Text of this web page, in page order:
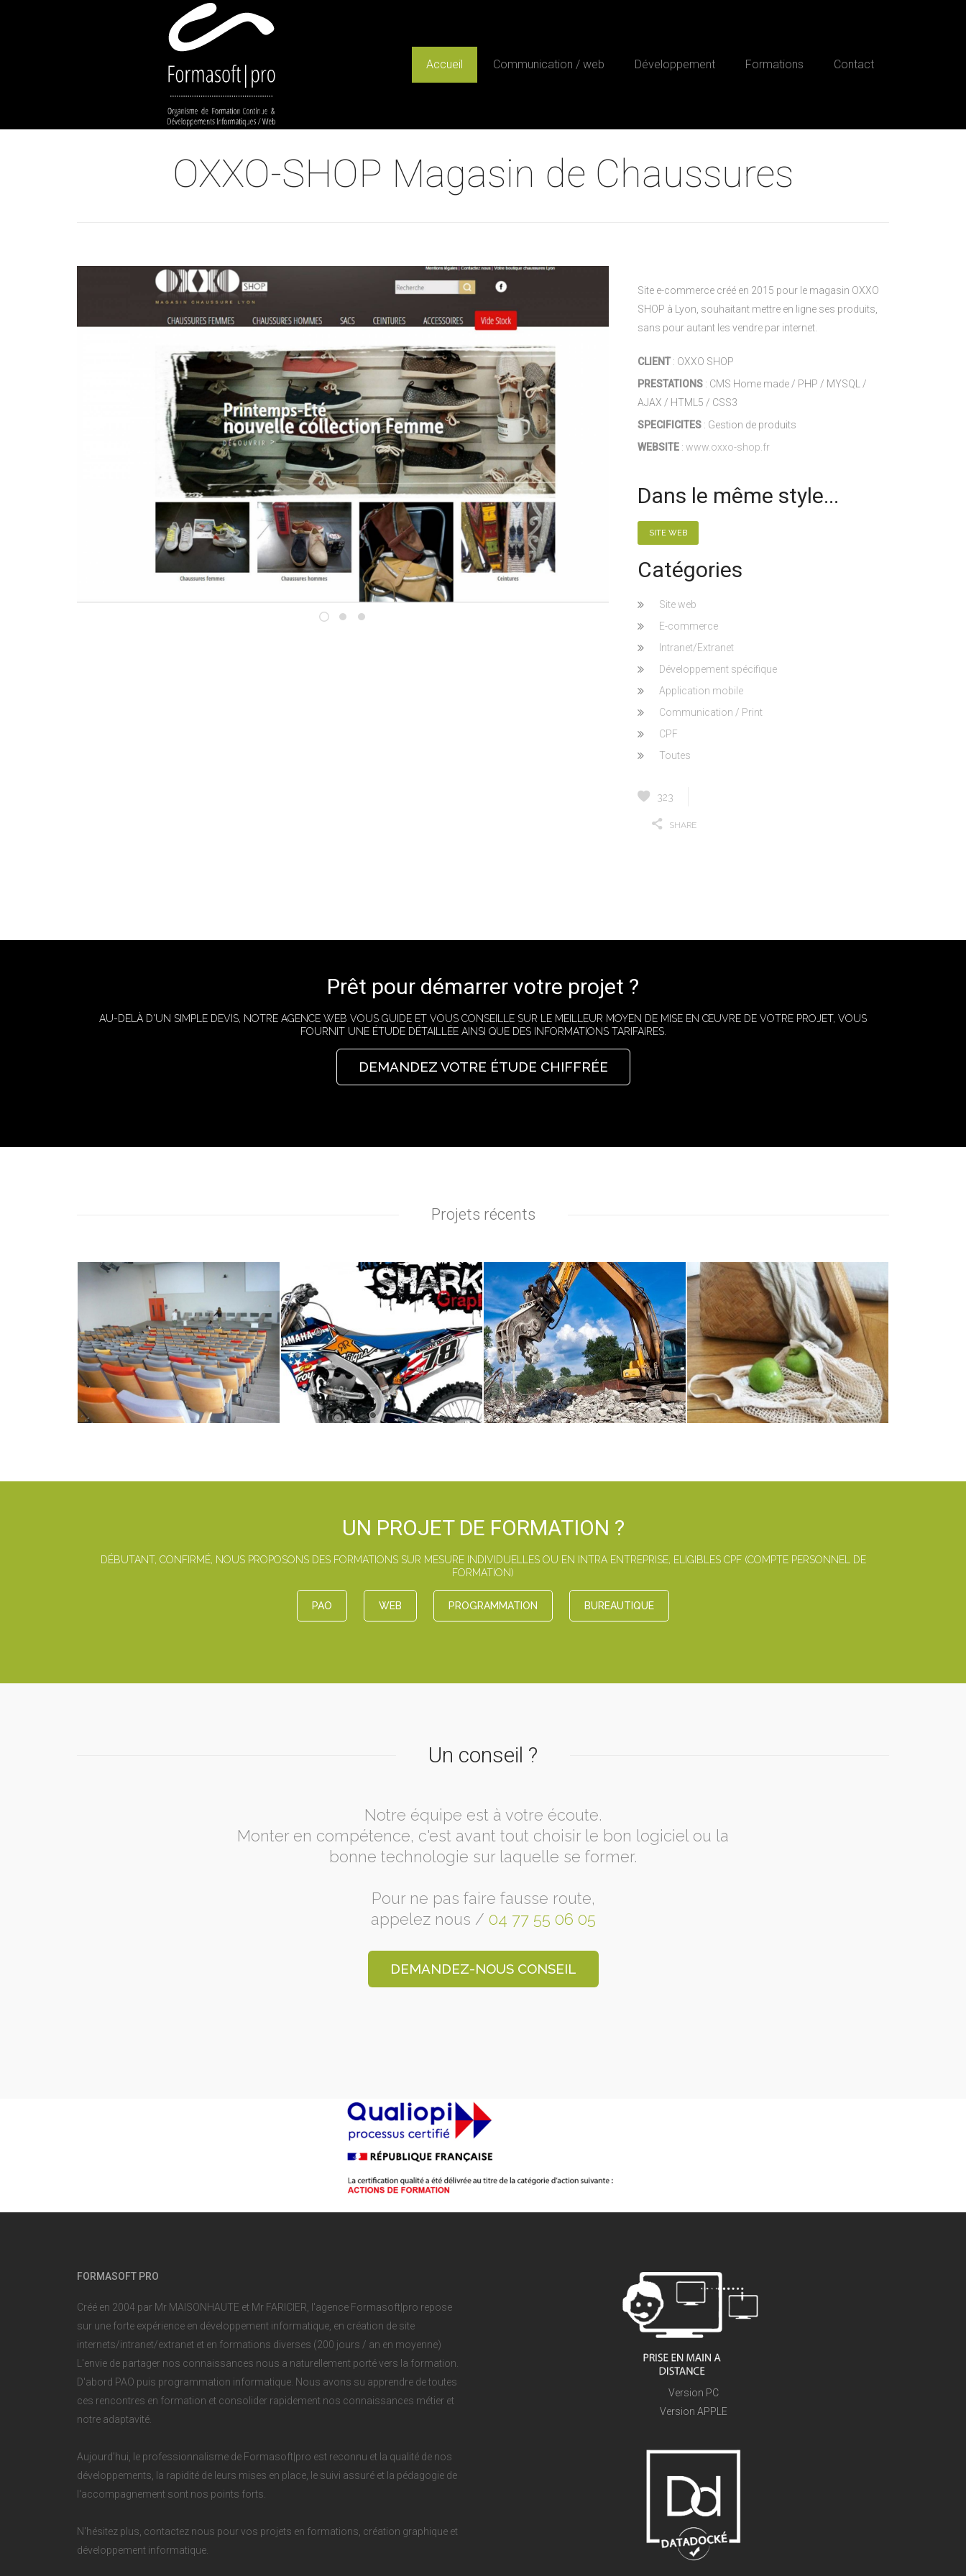
Accueil Communication / web Développement Formations Contact
OXXO-SHOP Magasin de Chaussures
Site e-commerce créé en 2015 pour le magasin OXXO
SHOP à Lyon, souhaitant mettre en ligne ses produits,
sans pour autant les vendre par internet.
CLIENT: OXXO SHOP
PRESTATIONS : CMS Home made / PHP / MYSQL /
AJAX / HTML5 / CSS3
SPECIFICITES : Gestion de produits
WEBSITE : www.oxxo-shop.fr
Dans le même style...
SITE WEB
Catégories
Site web
E-commerce
Intranet/Extranet
Développement spécifique
Application mobile
Communication / Print
CPF
Toutes
323
SHARE
Prêt pour démarrer votre projet ?
AU-DELÀ D'UN SIMPLE DEVIS, NOTRE AGENCE WEB VOUS GUIDE ET VOUS CONSEILLE SUR LE MEILLEUR MOYEN DE MISE EN ŒUVRE DE VOTRE PROJET, VOUS
FOURNIT UNE ÉTUDE DÉTAILLÉE AINSI QUE DES INFORMATIONS TARIFAIRES.
DEMANDEZ VOTRE ÉTUDE CHIFFRÉE
Projets récents
UN PROJET DE FORMATION ?
DÉBUTANT, CONFIRMÉ, NOUS PROPOSONS DES FORMATIONS SUR MESURE INDIVIDUELLES OU EN INTRA ENTREPRISE, ELIGIBLES CPF (COMPTE PERSONNEL DE
FORMATION)
PAO WEB PROGRAMMATION BUREAUTIQUE
Un conseil ?
Notre équipe est à votre écoute.
Monter en compétence, c'est avant tout choisir le bon logiciel ou la
bonne technologie sur laquelle se former.
Pour ne pas faire fausse route,
appelez nous / 04 77 55 06 05
DEMANDEZ-NOUS CONSEIL
FORMASOFT PRO
Créé en 2004 par Mr MAISONHAUTE et Mr FARICIER, l'agence Formasoft|pro repose
sur une forte expérience en développement informatique, en création de site
internets/intranet/extranet et en formations diverses (200 jours / an en moyenne)
L'envie de partager nos connaissances nous a naturellement porté vers la formation.
D'abord PAO puis programmation informatique. Nous avons su apprendre de toutes
ces rencontres en formation et consolider rapidement nos connaissances métier et
notre adaptavité.
Aujourd'hui, le professionnalisme de Formasoft|pro est reconnu et la qualité de nos
développements, la rapidité de leurs mises en place, le suivi assuré et la pédagogie de
l'accompagnement sont nos points forts.
N'hésitez plus, contactez nous pour vos projets en formations, création graphique et
développement informatique.
Version PC
Version APPLE